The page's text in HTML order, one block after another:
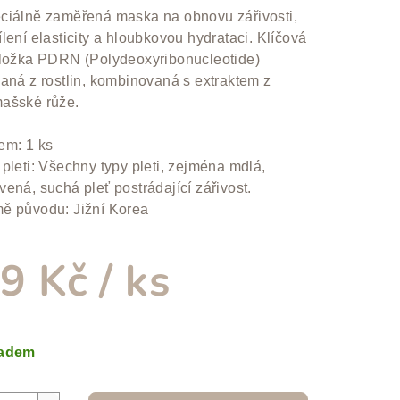
zaměřená maska na obnovu zářivosti,
elasticity a hloubkovou hydrataci. Klíčová
PDRN (Polydeoxyribonucleotide)
z rostlin, kombinovaná s extraktem z
růže.
1 ks
pleti: Všechny typy pleti, zejména mdlá,
suchá pleť postrádající zářivost.
původu: Jižní Korea
Kč/ ks